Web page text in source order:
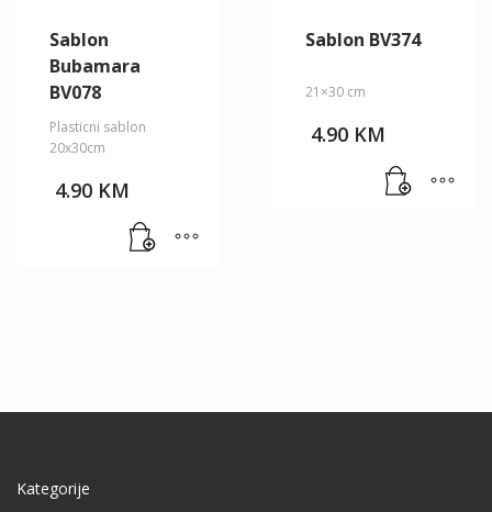
Sablon
Bubamara
BV078
Plasticni sablon
20x30cm
4.90 KM
Sablon BV374
21×30 cm
4.90 KM
Kategorije